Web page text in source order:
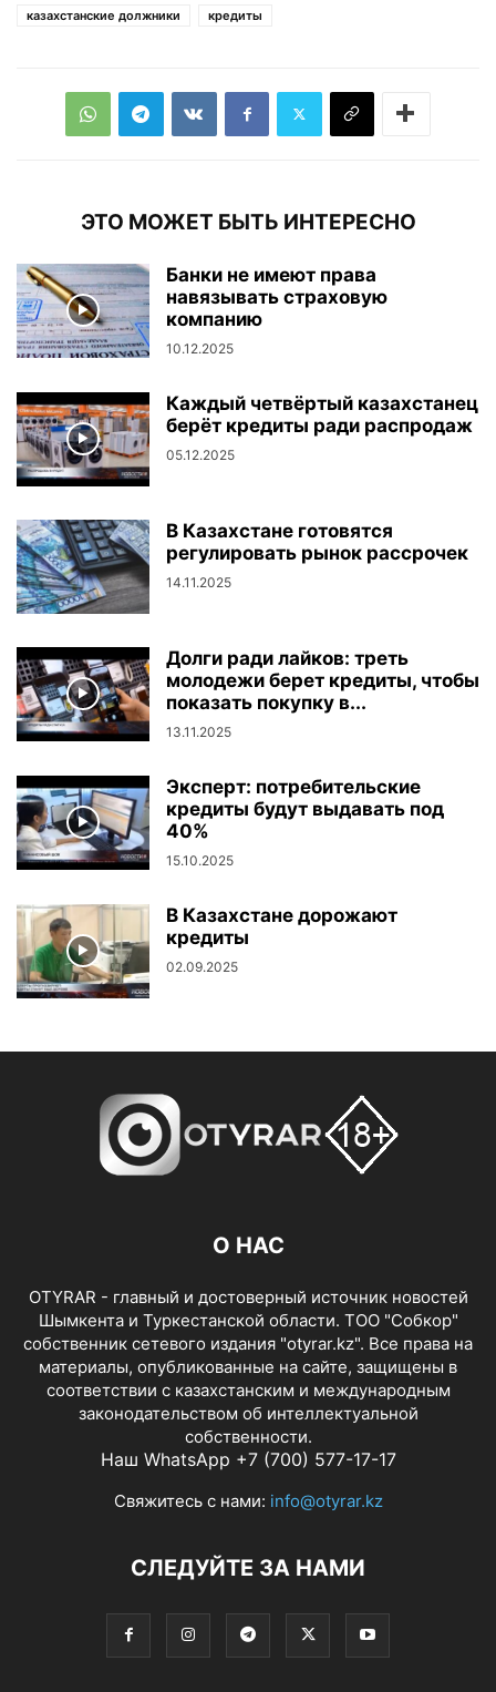
казахстанские должники
кредиты
ЭТО МОЖЕТ БЫТЬ ИНТЕРЕСНО
Банки не имеют права
навязывать страховую
компанию
10.12.2025
Каждый четвёртый казахстанец
берёт кредиты ради распродаж
05.12.2025
В Казахстане готовятся
регулировать рынок рассрочек
14.11.2025
Долги ради лайков: треть
молодежи берет кредиты, чтобы
показать покупку в...
13.11.2025
Эксперт: потребительские
кредиты будут выдавать под
40%
15.10.2025
В Казахстане дорожают
кредиты
02.09.2025
О НАС
OTYRAR - главный и достоверный источник новостей
Шымкента и Туркестанской области. ТОО "Собкор"
собственник сетевого издания "otyrar.kz". Все права на
материалы, опубликованные на сайте, защищены в
соответствии с казахстанским и международным
законодательством об интеллектуальной
собственности.
Наш WhatsApp +7 (700) 577-17-17
Свяжитесь с нами: info@otyrar.kz
СЛЕДУЙТЕ ЗА НАМИ